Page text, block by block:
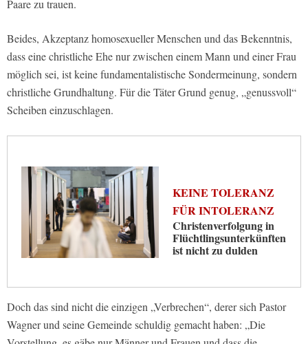
Paare zu trauen.
Beides, Akzeptanz homosexueller Menschen und das Bekenntnis,
dass eine christliche Ehe nur zwischen einem Mann und einer Frau
möglich sei, ist keine fundamentalistische Sondermeinung, sondern
christliche Grundhaltung. Für die Täter Grund genug, „genussvoll“
Scheiben einzuschlagen.
KEINE TOLERANZ
FÜR INTOLERANZ
Christenverfolgung in
Flüchtlingsunterkünften
ist nicht zu dulden
Doch das sind nicht die einzigen „Verbrechen“, derer sich Pastor
Wagner und seine Gemeinde schuldig gemacht haben: „Die